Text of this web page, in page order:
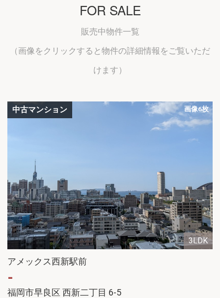
FOR SALE
販売中物件一覧
（画像をクリックすると物件の詳細情報をご覧いただ
けます）
中古マンション
3LDK
画像6枚
アメックス西新駅前
-
福岡市早良区 西新二丁目 6-5